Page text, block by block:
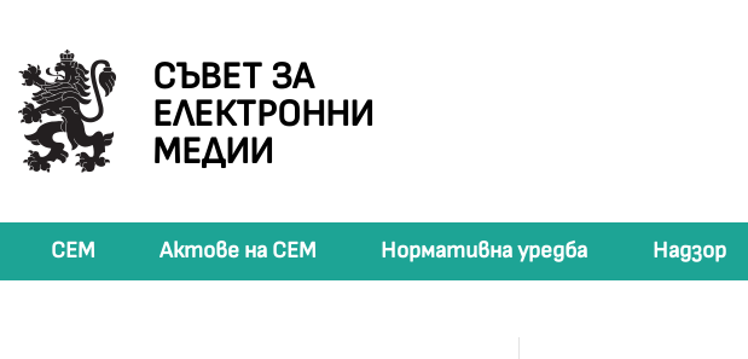
СЪВЕТ ЗА
ЕЛЕКТРОННИ
МЕДИИ
СЕМ Актове на СЕМ Нормативна уредба Надзор